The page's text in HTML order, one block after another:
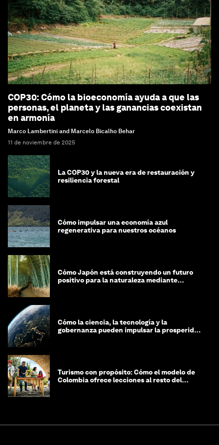
COP30: Cómo la bioeconomía ayuda a que las
personas, el planeta y las ganancias coexistan
en armonía
Marco Lambertini and Marcelo Bicalho Behar
11 de noviembre de 2025
La COP30 y la nueva era de restauración y
resiliencia forestal
Cómo impulsar una economía azul
regenerativa para nuestros océanos
Cómo Japón está construyendo un futuro
positivo para la naturaleza mediante
Cómo la ciencia, la tecnología y la
gobernanza pueden impulsar la prosperidad
Turismo con propósito: Cómo el modelo de
Colombia ofrece lecciones al resto del